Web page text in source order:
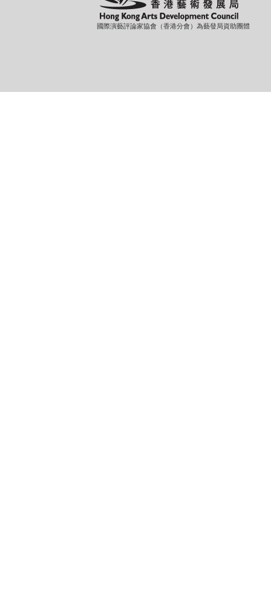
國際演藝評論家協會（香港分會）為藝發局資助團體